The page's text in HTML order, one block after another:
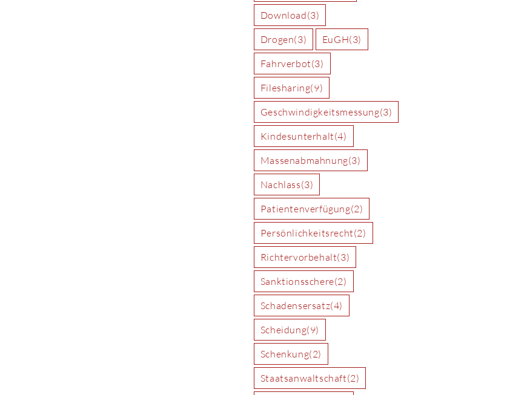
Download(3)
Drogen(3) EuGH(3)
Fahrverbot(3)
Filesharing(9)
Geschwindigkeitsmessung(3)
Kindesunterhalt(4)
Massenabmahnung(3)
Nachlass(3)
Patientenverfügung(2)
Persönlichkeitsrecht(2)
Richtervorbehalt(3)
Sanktionsschere(2)
Schadensersatz(4)
Scheidung(9)
Schenkung(2)
Staatsanwaltschaft(2)